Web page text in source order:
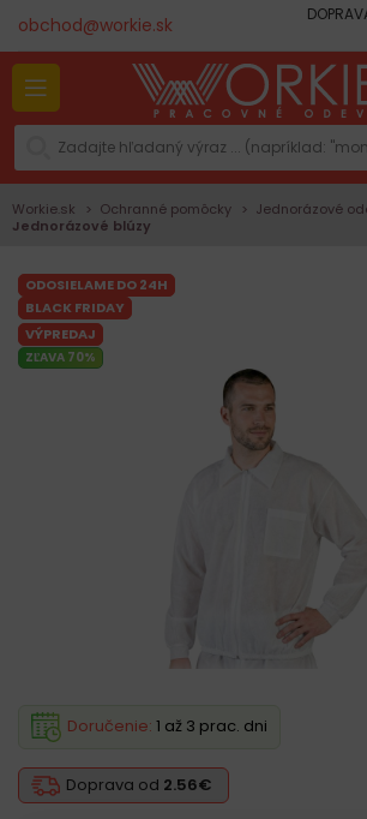
obchod@workie.sk
Workie.sk Ochranné pomôcky
Jednorázové
Jednorázové blúzy
ODOSIELAME DO 24H
BLACK FRIDAY
VÝPREDAJ
ZĽAVA 70%
Doprava od 2.56€
Doručenie: 1 až 3 prac. dni